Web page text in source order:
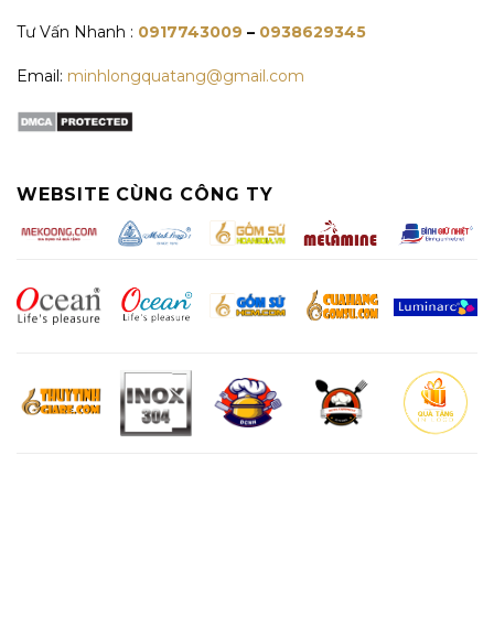
Tư Vấn Nhanh : 0917743009 – 0938629345
Email: minhlongquatang@gmail.com
WEBSITE CÙNG CÔNG TY